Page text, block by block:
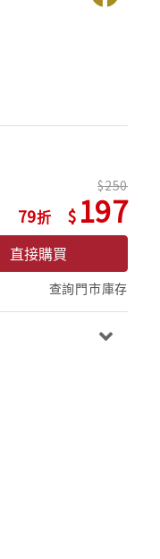
79
250
197
直接購買
查詢門市庫存